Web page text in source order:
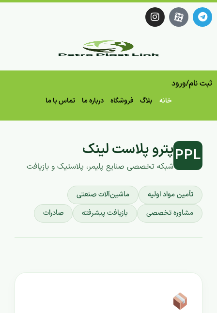
ثبت نام/ورود
خانه بلاگ فروشگاه درباره ما تماس با ما
PPLپترو پلاست لینک
شبکه تخصصی صنایع پلیمر، پلاستیک و بازیافت
تأمین مواد اولیه
ماشین‌آلات صنعتی
مشاوره تخصصی
بازیافت پیشرفته صادرات